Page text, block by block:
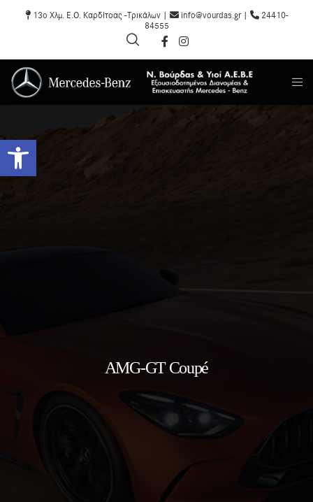
Ανοίξτε τη γραμμή εργαλείων
13o Χλμ. Ε.Ο. Καρδίτσας -Τρικάλων | info@vourdas.gr |
24410-
84555
AMG-GT Coupé